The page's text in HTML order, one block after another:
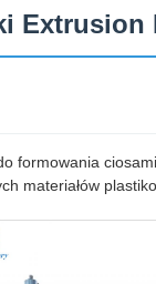
formowania
materiałów